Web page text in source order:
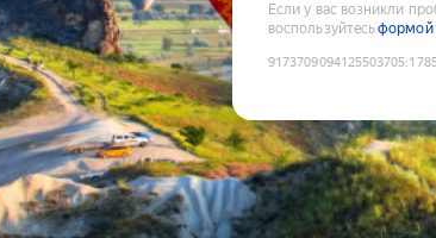
Если у вас возникли
воспользуйтесьформой
9173709094125503705: